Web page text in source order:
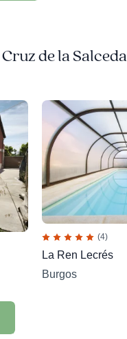
de la Salceda
(4)
La Ren Lecrés
Burgos